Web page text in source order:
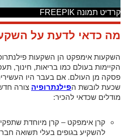
קרדיט תמונה FREEPIK
מה כדאי לדעת על
השקעות אימפקט הן השקעות
הקיימות בעולם כמו בריאות, חינוך,
פסקה מן העולם. אם בעבר היו
שכעת לובשת הפילנתרופיה צורה
מודלים שכדאי להכיר:
קרן אימפקט – קרן מיוחדת
להשקיע בגופים בעלי תשואה